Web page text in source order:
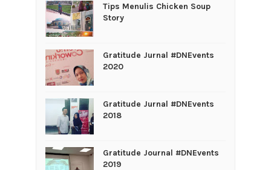
Tips Menulis Chicken Soup
Story
Gratitude Jurnal #DNEvents
2020
Gratitude Jurnal #DNEvents
2018
Gratitude Journal #DNEvents
2019